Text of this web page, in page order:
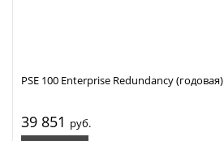
39 851 руб.
PSE 100 Enterprise Redundancy (годовая)